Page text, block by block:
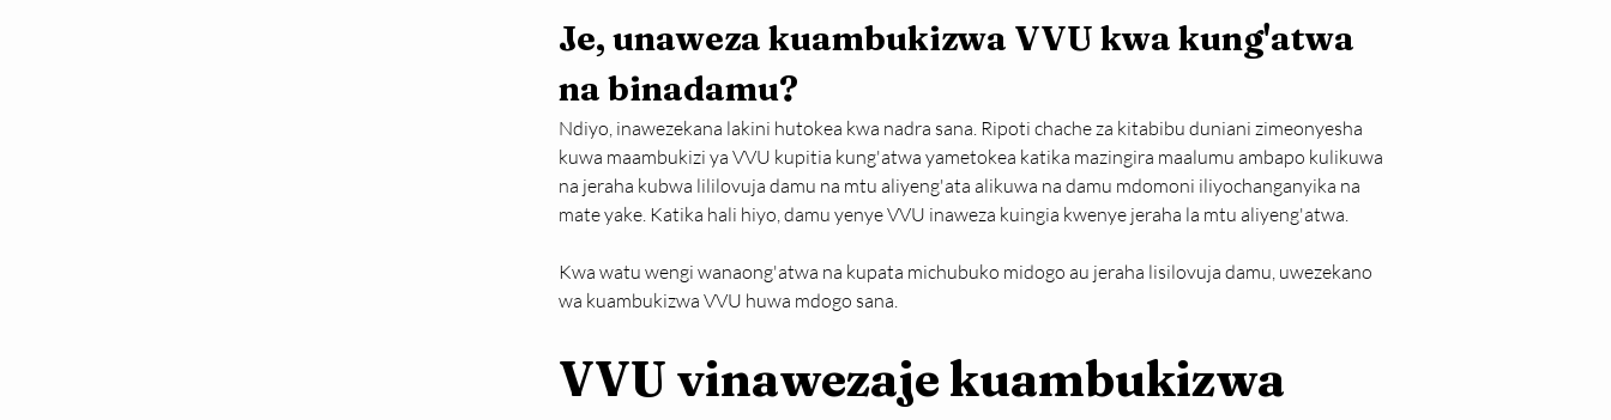
Je, unaweza kuambukizwa VVU kwa kung'atwa
na binadamu?
Ndiyo, inawezekana lakini hutokea kwa nadra sana. Ripoti chache za kitabibu duniani zimeonyesha
kuwa maambukizi ya VVU kupitia kung'atwa yametokea katika mazingira maalumu ambapo kulikuwa
na jeraha kubwa lililovuja damu na mtu aliyeng'ata alikuwa na damu mdomoni iliyochanganyika na
mate yake. Katika hali hiyo, damu yenye VVU inaweza kuingia kwenye jeraha la mtu aliyeng'atwa.
Kwa watu wengi wanaong'atwa na kupata michubuko midogo au jeraha lisilovuja damu, uwezekano
wa kuambukizwa VVU huwa mdogo sana.
VVU vinawezaje kuambukizwa